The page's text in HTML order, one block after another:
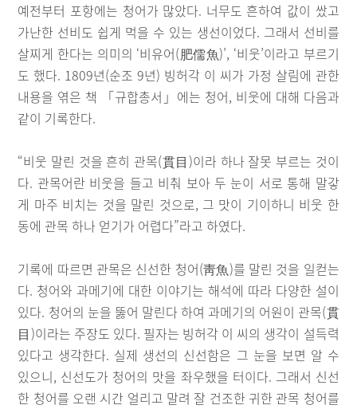
예전부터 포항에는 청어가 많았다. 너무도 흔하여 값이 쌌고
가난한 선비도 쉽게 먹을 수 있는 생선이었다. 그래서 선비를
살찌게 한다는 의미의 ‘비유어(肥儒魚)’, ‘비웃’이라고 부르기
도 했다. 1809년(순조 9년) 빙허각 이 씨가 가정 살림에 관한
내용을 엮은 책 「규합총서」에는 청어, 비웃에 대해 다음과
같이 기록한다.
“비웃 말린 것을 흔히 관목(貫目)이라 하나 잘못 부르는 것이
다. 관목어란 비웃을 들고 비춰 보아 두 눈이 서로 통해 말갛
게 마주 비치는 것을 말린 것으로, 그 맛이 기이하니 비웃 한
동에 관목 하나 얻기가 어렵다”라고 하였다.
기록에 따르면 관목은 신선한 청어(靑魚)를 말린 것을 일컫는
다. 청어와 과메기에 대한 이야기는 해석에 따라 다양한 설이
있다. 청어의 눈을 뚫어 말린다 하여 과메기의 어원이 관목(貫
目)이라는 주장도 있다. 필자는 빙허각 이 씨의 생각이 설득력
있다고 생각한다. 실제 생선의 신선함은 그 눈을 보면 알 수
있으니, 신선도가 청어의 맛을 좌우했을 터이다. 그래서 신선
한 청어를 오랜 시간 얼리고 말려 잘 건조한 귀한 관목 청어를